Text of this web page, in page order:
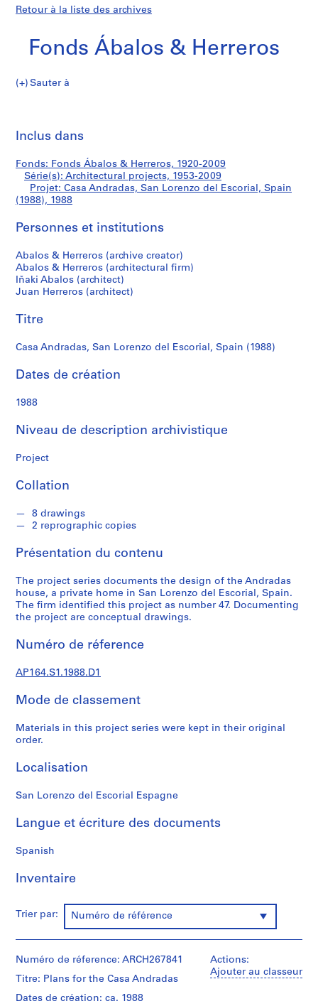
Retour à la liste des archives
Fonds Ábalos & Herreros
Sauter à
d
s
Á
a
o
&
H
e
r
r
s
é
i
(
s
)
A
c
h
i
e
t
r
l
p
o
c
s
1
5
-
0
9
Andradas,
San
Lorenzo
del
Escorial,
Spain
(1988)
Inclus dans
Fonds: Fonds Ábalos & Herreros, 1920-2009
Série(s): Architectural projects, 1953-2009
Projet: Casa Andradas, San Lorenzo del Escorial, Spain
(1988), 1988
Personnes et institutions
Abalos & Herreros (archive creator)
Abalos & Herreros (architectural firm)
Iñaki Abalos (architect)
Juan Herreros (architect)
Titre
Casa Andradas, San Lorenzo del Escorial, Spain (1988)
Dates de création
1988
Niveau de description archivistique
Project
Collation
8 drawings
2 reprographic copies
Présentation du contenu
The project series documents the design of the Andradas
house, a private home in San Lorenzo del Escorial, Spain.
The firm identified this project as number 47. Documenting
the project are conceptual drawings.
Numéro de réference
AP164.S1.1988.D1
Mode de classement
Materials in this project series were kept in their original
order.
Localisation
San Lorenzo del Escorial Espagne
Langue et écriture des documents
Spanish
Inventaire
Trier par: Numéro de référence
Actions:
Ajouter au classeur
Numéro de réference: ARCH267841
Titre: Plans for the Casa Andradas
Dates de création: ca. 1988